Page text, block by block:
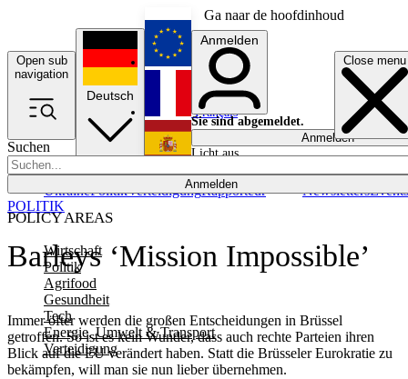
Ga naar de hoofdinhoud
Open sub
navigation
Close menu
Suchen
Anmelden
POLICY AREAS
Wirtschaft
Politik
Agrifood
Gesundheit
Tech
Energie, Umwelt & Transport
Verteidigung
UkrainePolitikVerteidigungRapporteur NewslettersEvents
Deutsch
English
Français
Anmelden
Sie sind abgemeldet.
Anmelden
Licht aus
Barleys ‘Mission Impossible’
Immer öfter werden die großen Entscheidungen in Brüssel
getroffen. So ist es kein Wunder, dass auch rechte Parteien ihren
Blick auf die EU verändert haben. Statt die Brüsseler Eurokratie zu
bekämpfen, will man sie nun lieber übernehmen.
POLITIK